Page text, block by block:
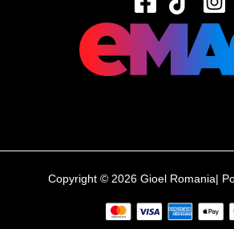
Copyright © 2026 Gioel Romania|